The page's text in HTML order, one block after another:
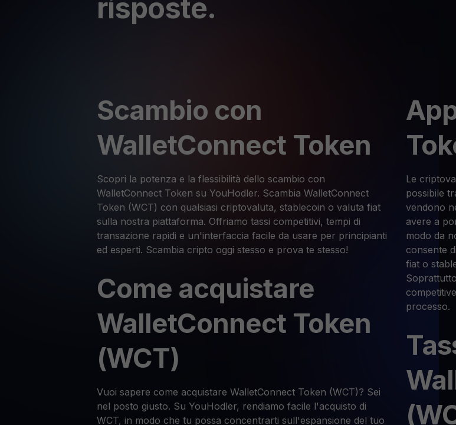
risposte.
Scambio con
WalletConnect Token
Scopri la potenza e la flessibilità dello scambio con
WalletConnect Token su YouHodler. Scambia WalletConnect
Token (WCT) con qualsiasi criptovaluta, stablecoin o valuta fiat
sulla nostra piattaforma. Offriamo tassi competitivi, tempi di
transazione rapidi e un'interfaccia facile da usare per principianti
ed esperti. Scambia cripto oggi stesso e prova te stesso!
Come acquistare
WalletConnect Token
(WCT)
Vuoi sapere come acquistare WalletConnect Token (WCT)? Sei
nel posto giusto. Su YouHodler, rendiamo facile l'acquisto di
WCT, in modo che tu possa concentrarti sull'espansione del tuo
Le
possibile
vendono
avere a
modo da
consente
fiat o
processo.